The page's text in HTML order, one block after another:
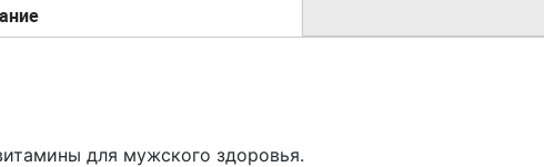
для мужского здоровья.